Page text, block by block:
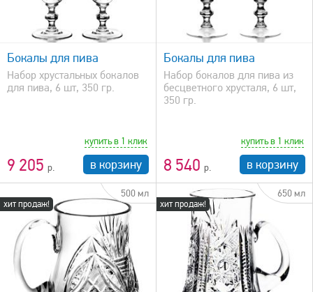
Бокалы для пива
Набор хрустальных бокалов
для пива, 6 шт, 350 гр.
9 205
купить в 1 клик
в корзину
быстрый просмотр
Бокалы для пива
Набор бокалов для пива из
бесцветного хрусталя, 6 шт,
350 гр.
8 540
купить в 1 клик
в корзину
хит продаж!
500 мл
хит продаж!
650 мл